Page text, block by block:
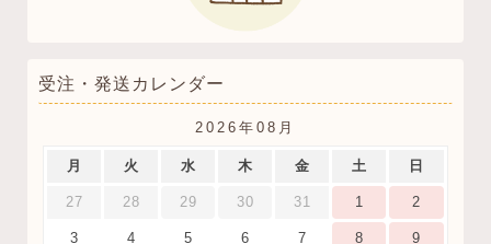
受注・発送カレンダー
2026年08月
月 火 水 木 金 土 日
27 28 29 30 31 1 2
3 4 5 6 7 8 9